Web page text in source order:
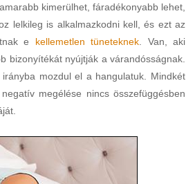
kimerülhet, fáradékonyabb lehet,
lelkileg is alkalmazkodni kell, és ezt az
e kellemetlen tüneteknek . Van, aki
bizonyítékát nyújtják a várandósságnak.
mozdul el a hangulatuk. Mindkét
megélése nincs összefüggésben